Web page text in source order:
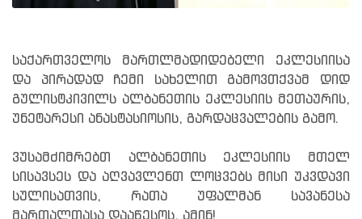
საქართველოს მართლმადიდებელი ეკლესიისა
და პირადად ჩემი სახელით გამოვთქვამ დიდ
გულისტკივილს ალბანეთის ეკლესიის მეთაურის,
უნეტარესი ანასტასიოსის, გარდაცვალების გამო.
ვუსამძიმრებთ ალბანეთის ეკლესიის მთელ
სისავსეს და აღვავლენთ ლოცვებს მისი უკვდავი
სულისათვის, რათა უფალმან სავანესა